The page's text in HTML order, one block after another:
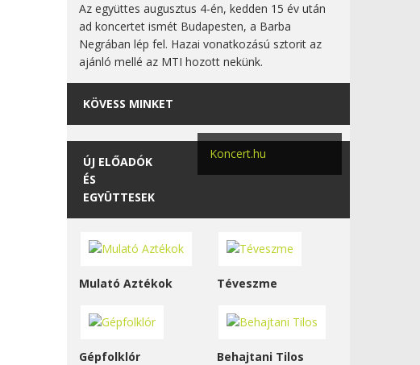
Az együttes augusztus 4-én, kedden 15 év után
ad koncertet ismét Budapesten, a Barba
Negrában lép fel. Hazai vonatkozású sztorit az
ajánló mellé az MTI hozott nekünk.
KÖVESS MINKET
Koncert.hu
ÚJ ELŐADÓK
ÉS
EGYÜTTESEK
Mulató Aztékok Téveszme
Gépfolklór Behajtani Tilos